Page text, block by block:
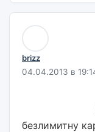
brizz
04.04.2013 в
безлимитну